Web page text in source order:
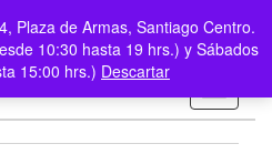
Plaza de Armas, Santiago Centro.
10:30 hasta 19 hrs.) y Sábados
15:00 hrs.) Descartar
0
$0
Toggle